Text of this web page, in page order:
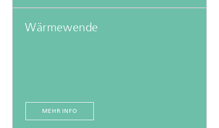
Wärmewende
MEHR INFO